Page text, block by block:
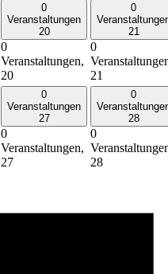
0
Veranstaltungen
20
0
Veranstaltungen,
20
0
21
0
21
0
Veranstaltungen
27
0
Veranstaltungen,
27
0
28
0
28